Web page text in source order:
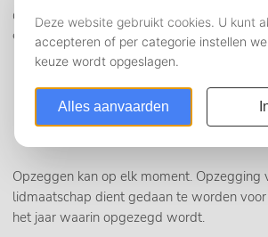
Opzeggen kan alleen via mail. Stuur ons jouw
een e-mail naar info@qlix.nl . Vermeld in
adresgegevens;
telefoonnummer;
Opzeggen kan op elk moment. Opzegging
lidmaatschap dient gedaan te worden
het jaar waarin opgezegd wordt.